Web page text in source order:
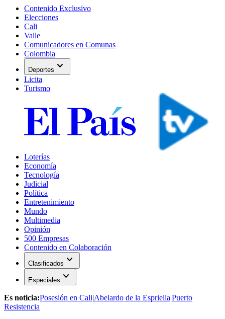
Contenido Exclusivo
Elecciones
Cali
Valle
Comunicadores en Comunas
Colombia
Deportes expand_more
Licita
Turismo
Loterías
Economía
Tecnología
Judicial
Política
Entretenimiento
Mundo
Multimedia
Opinión
500 Empresas
Contenido en Colaboración
Clasificados expand_more
Especiales expand_more
Es noticia:Posesión en Cali|Abelardo de la Espriella|Puerto
Resistencia